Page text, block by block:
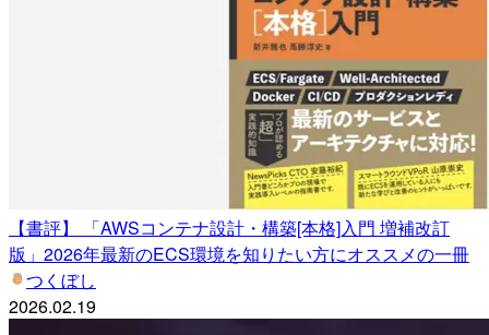
【書評】 「AWSコンテナ設計・構築[本格]入門 増補改訂
版」2026年最新のECS環境を知りたい方にオススメの一冊
つくぼし
2026.02.19